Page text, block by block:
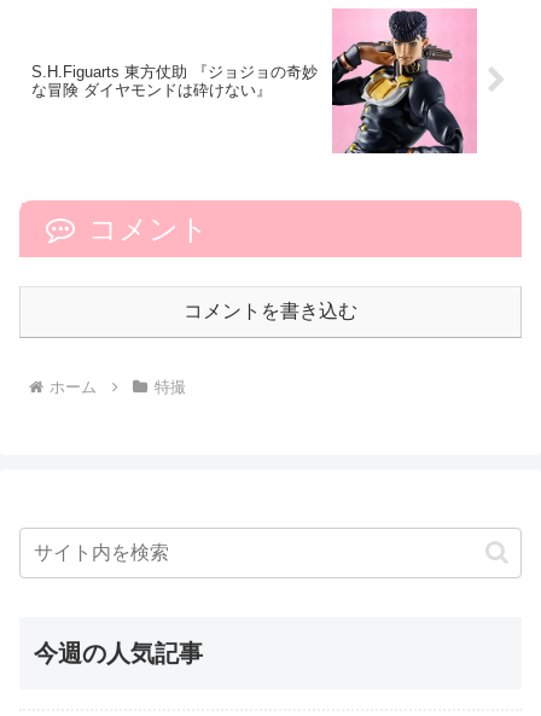
S.H.Figuarts 東方仗助 『ジョジョの奇妙
な冒険 ダイヤモンドは砕けない』
コメント
コメントを書き込む
ホーム 特撮
今週の人気記事